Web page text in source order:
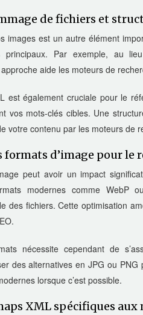
de fichiers et
images est un autre élément
principaux. Par exemple, au
aide les moteurs de
est également cruciale pour le
vos mots-clés cibles. Une
votre contenu par les moteurs de
d’image pour le
peut avoir un impact
modernes comme WebP
des fichiers. Cette optimisation
nécessite cependant de
des alternatives en JPG ou
lorsque c’est possible.
XML spécifiques aux